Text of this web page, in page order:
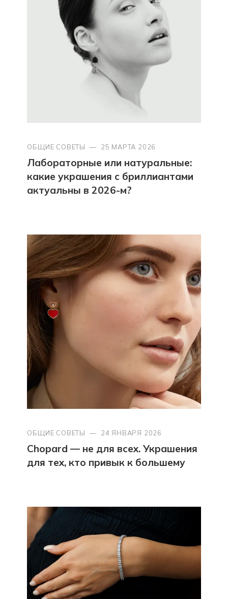
ОБЩИЕ СОВЕТЫ — 25 МАРТА 2026
Лабораторные или натуральные:
какие украшения с бриллиантами
актуальны в 2026-м?
ОБЩИЕ СОВЕТЫ — 24 ЯНВАРЯ 2026
Chopard — не для всех. Украшения
для тех, кто привык к большему